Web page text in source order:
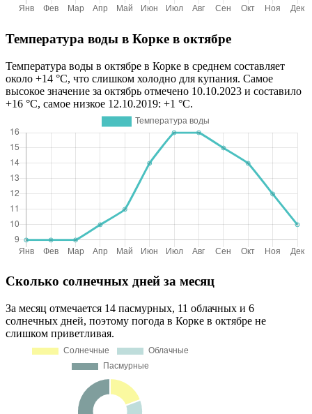
Температура воды в Корке в октябре
Температура воды в октябре в Корке в среднем составляет
около +14 °C, что слишком холодно для купания. Самое
высокое значение за октябрь отмечено 10.10.2023 и составило
+16 °C, самое низкое 12.10.2019: +1 °C.
Сколько солнечных дней за месяц
За месяц отмечается 14 пасмурных, 11 облачных и 6
солнечных дней, поэтому погода в Корке в октябре не
слишком приветливая.